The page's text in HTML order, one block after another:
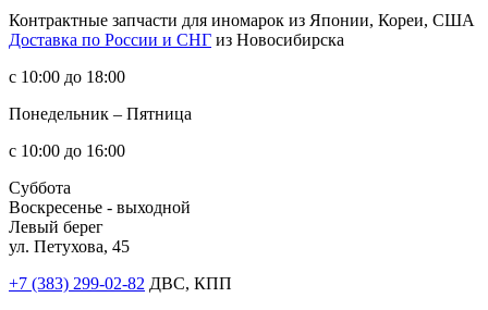
Контрактные запчасти для иномарок из Японии, Кореи, США
Доставка по России и СНГ из Новосибирска
с 10:00 до 18:00
Понедельник – Пятница
с 10:00 до 16:00
Суббота
Воскресенье - выходной
Левый берег
ул. Петухова, 45
+7 (383) 299-02-82 ДВС, КПП